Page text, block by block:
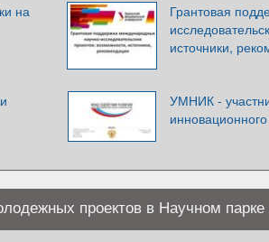
на
Грантовая
источники,
УМНИК -
проектов в Научном